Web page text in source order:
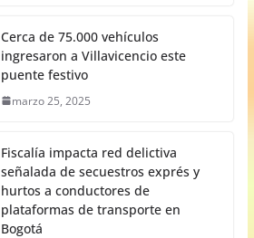
Cerca de 75.000 vehículos
ingresaron a Villavicencio este
puente festivo
marzo 25, 2025
Fiscalía impacta red delictiva
señalada de secuestros exprés y
hurtos a conductores de
plataformas de transporte en
Bogotá